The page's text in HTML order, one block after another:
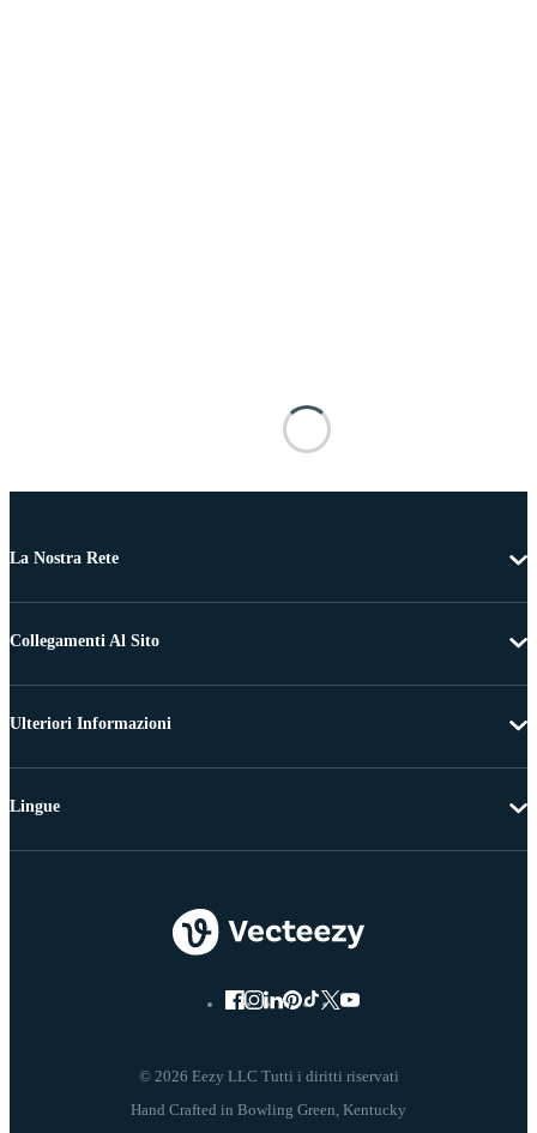
La Nostra Rete
Collegamenti Al Sito
Ulteriori Informazioni
© 2026 Eezy LLC Tutti i diritti riservati
Lingue